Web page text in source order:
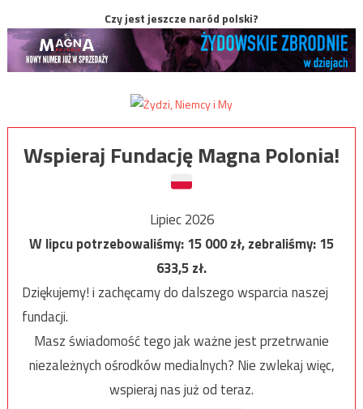
Czy jest jeszcze naród polski?
Wspieraj Fundację Magna Polonia!
Lipiec 2026
W lipcu potrzebowaliśmy:15 000zł, zebraliśmy:15
633,5zł.
Dziękujemy! i zachęcamy do dalszego wsparcia naszej
fundacji.
Masz świadomość tego jak ważne jest przetrwanie
niezależnych ośrodków medialnych? Nie zwlekaj więc,
wspieraj nas już od teraz.